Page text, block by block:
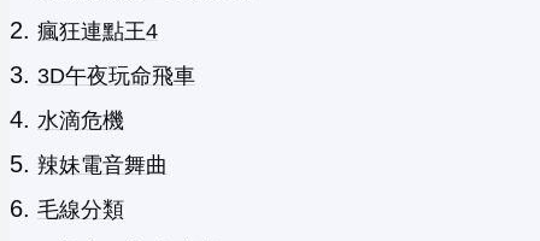
瘋狂連點王4
3D午夜玩命飛車
水滴危機
辣妹電音舞曲
毛線分類